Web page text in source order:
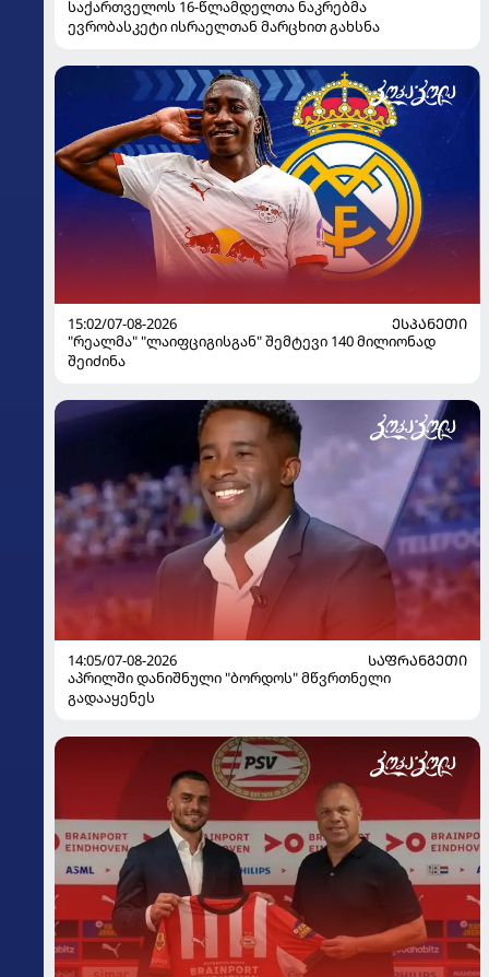
საქართველოს 16-წლამდელთა ნაკრებმა
ევრობასკეტი ისრაელთან მარცხით გახსნა
15:02/07-08-2026
ᲔᲡᲞᲐᲜᲔᲗᲘ
"რეალმა" "ლაიფციგისგან" შემტევი 140 მილიონად
შეიძინა
14:05/07-08-2026
ᲡᲐᲤᲠᲐᲜᲒᲔᲗᲘ
აპრილში დანიშნული "ბორდოს" მწვრთნელი
გადააყენეს